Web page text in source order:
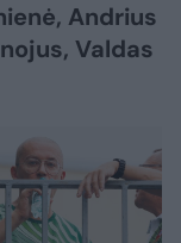
Andrius
Valdas